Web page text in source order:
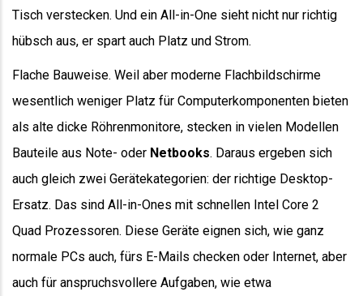
Tisch verstecken. Und ein All-in-One sieht nicht nur richtig
hübsch aus, er spart auch Platz und Strom.
Flache Bauweise. Weil aber moderne Flachbildschirme
wesentlich weniger Platz für Computerkomponenten bieten
als alte dicke Röhrenmonitore, stecken in vielen Modellen
Bauteile aus Note- oder Netbooks. Daraus ergeben sich
auch gleich zwei Gerätekategorien: der richtige Desktop-
Ersatz. Das sind All-in-Ones mit schnellen Intel Core 2
Quad Prozessoren. Diese Geräte eignen sich, wie ganz
normale PCs auch, fürs E-Mails checken oder Internet, aber
auch für anspruchsvollere Aufgaben, wie etwa